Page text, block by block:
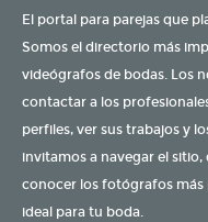
El portal para parejas que
Somos el directorio más
videógrafos de bodas. Los
contactar a los
perfiles, ver sus trabajos y
invitamos a navegar el
conocer los fotógrafos más
ideal para tu boda.